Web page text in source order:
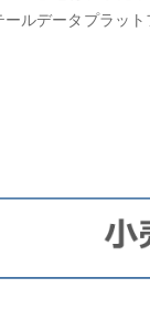
ルデータプラッ